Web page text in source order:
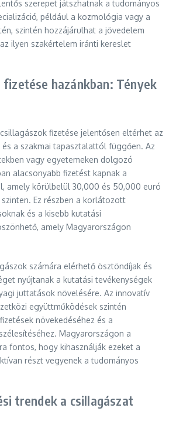
szerepet játszhatnak a tudományos
például a kozmológia vagy a
szintén hozzájárulhat a jövedelem
ilyen szakértelem iránti kereslet
fizetése hazánkban: Tények
fizetése jelentősen eltérhet az
a szakmai tapasztalattól függően. Az
vagy egyetemeken dolgozó
alacsonyabb fizetést kapnak a
amely körülbelül 30,000 és 50,000 euró
Ez részben a korlátozott
és a kisebb kutatási
amely Magyarországon
számára elérhető ösztöndíjak és
nyújtanak a kutatási tevékenységek
juttatások növelésére. Az innovatív
együttműködések szintén
növekedéséhez és a
Magyarországon a
fontos, hogy kihasználják ezeket a
részt vegyenek a tudományos
trendek a csillagászat